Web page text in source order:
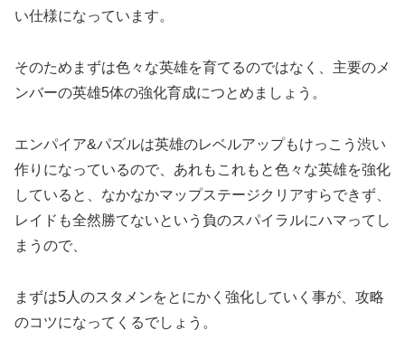
い仕様になっています。
そのためまずは色々な英雄を育てるのではなく、主要のメ
ンバーの英雄5体の強化育成につとめましょう。
エンパイア&パズルは英雄のレベルアップもけっこう渋い
作りになっているので、あれもこれもと色々な英雄を強化
していると、なかなかマップステージクリアすらできず、
レイドも全然勝てないという負のスパイラルにハマってし
まうので、
まずは5人のスタメンをとにかく強化していく事が、攻略
のコツになってくるでしょう。